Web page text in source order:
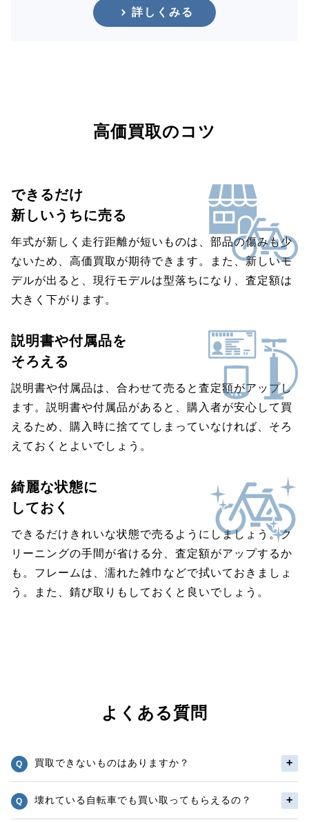
詳しくみる
高価買取のコツ
できるだけ
新しいうちに売る
年式が新しく走行距離が短いものは、部品の傷みも少
ないため、高価買取が期待できます。また、新しいモ
デルが出ると、現行モデルは型落ちになり、査定額は
大きく下がります。
説明書や付属品を
そろえる
説明書や付属品は、合わせて売ると査定額がアップし
ます。説明書や付属品があると、購入者が安心して買
えるため、購入時に捨ててしまっていなければ、そろ
えておくとよいでしょう。
綺麗な状態に
しておく
できるだけきれいな状態で売るようにしましょう。ク
リーニングの手間が省ける分、査定額がアップするか
も。フレームは、濡れた雑巾などで拭いておきましょ
う。また、錆び取りもしておくと良いでしょう。
よくある質問
買取できないものはありますか？
壊れている自転車でも買い取ってもらえるの？